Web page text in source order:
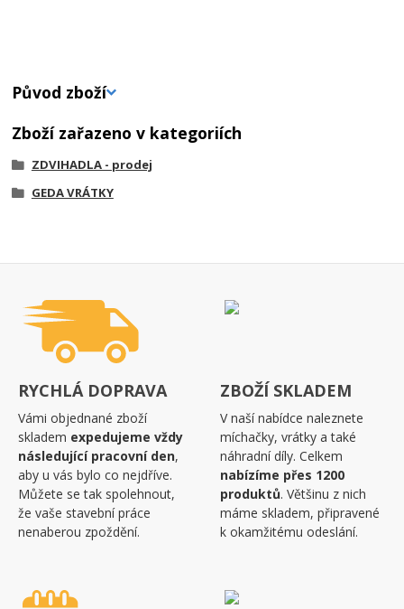
Původ zboží
Zboží zařazeno v kategoriích
ZDVIHADLA - prodej
GEDA VRÁTKY
RYCHLÁ DOPRAVA
Vámi objednané zboží
skladem expedujeme vždy
následující pracovní den,
aby u vás bylo co nejdříve.
Můžete se tak spolehnout,
že vaše stavební práce
nenaberou zpoždění.
ZBOŽÍ SKLADEM
V naší nabídce naleznete
míchačky, vrátky a také
náhradní díly. Celkem
nabízíme přes 1200
produktů. Většinu z nich
máme skladem, připravené
k okamžitému odeslání.